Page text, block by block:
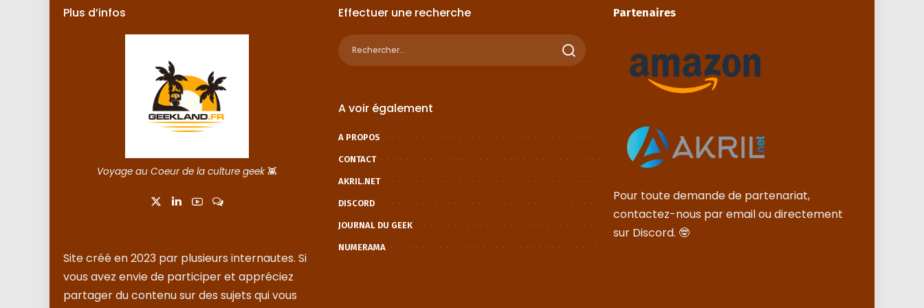
Plus d’infos
Voyage au Coeur de la culture geek👾
Site créé en 2023 par plusieurs internautes. Si
vous avez envie de participer et appréciez
partager du contenu sur des sujets qui vous
Effectuer une recherche
A voir également
A PROPOS
CONTACT
AKRIL.NET
DISCORD
JOURNAL DU GEEK
NUMERAMA
Partenaires
Pour toute demande de partenariat,
contactez-nous par email ou directement
sur Discord. 🤓